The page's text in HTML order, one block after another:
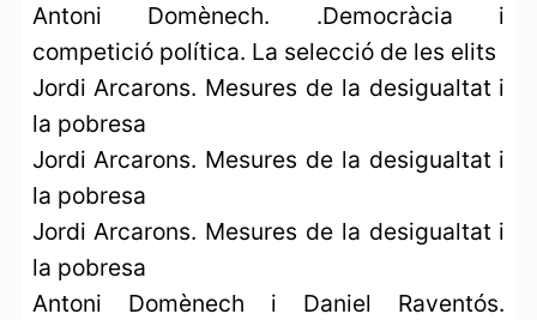
Antoni Domènech. .Democràcia i
competició política. La selecció de les elits
Jordi Arcarons. Mesures de la desigualtat i
la pobresa
Jordi Arcarons. Mesures de la desigualtat i
la pobresa
Jordi Arcarons. Mesures de la desigualtat i
la pobresa
Antoni Domènech i Daniel Raventós.